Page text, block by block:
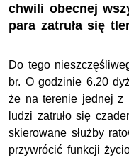
chwili obecnej
para zatruła się
Do tego
br. O godzinie 6.20
że na terenie jednej z
ludzi zatruło się
skierowane służby
przywrócić funkcji